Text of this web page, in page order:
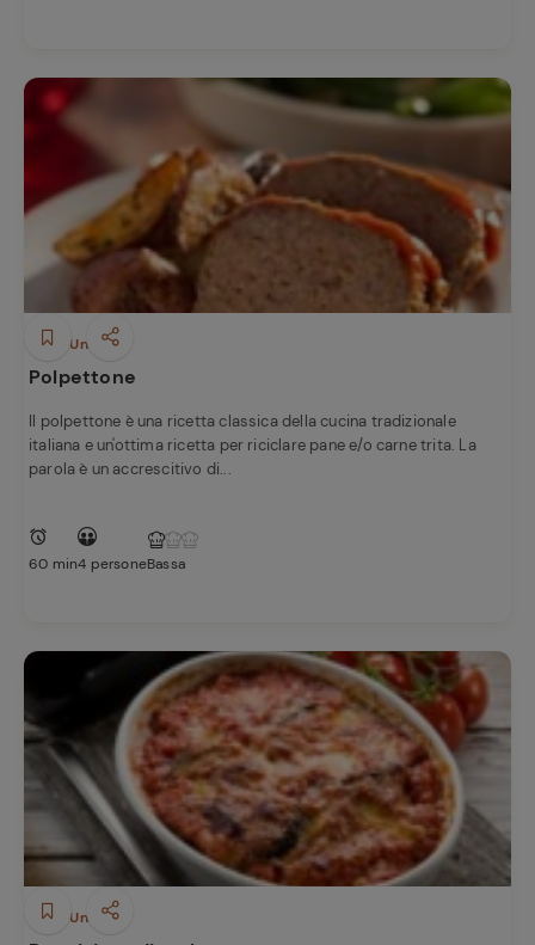
Piatti Unici
Polpettone
Il polpettone è una ricetta classica della cucina tradizionale
italiana e un'ottima ricetta per riciclare pane e/o carne trita. La
parola è un accrescitivo di...
60 min4 personeBassa
Piatti Unici